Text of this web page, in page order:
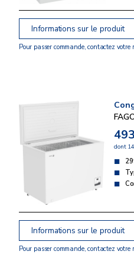
Informations sur le produit
Pour passer commande, contactez votre
dont
Informations sur le produit
Pour passer commande, contactez votre